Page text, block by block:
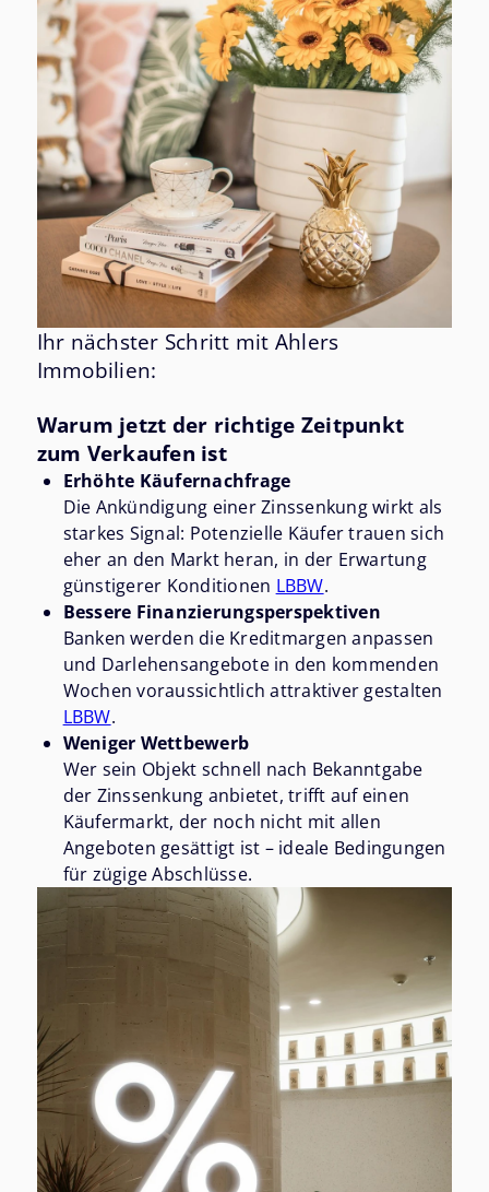
Ihr nächster Schritt mit Ahlers
Immobilien:
Warum jetzt der richtige Zeitpunkt
zum Verkaufen ist
Erhöhte Käufernachfrage
Die Ankündigung einer Zinssenkung wirkt als
starkes Signal: Potenzielle Käufer trauen sich
eher an den Markt heran, in der Erwartung
günstigerer Konditionen LBBW.
Bessere Finanzierungsperspektiven
Banken werden die Kreditmargen anpassen
und Darlehensangebote in den kommenden
Wochen voraussichtlich attraktiver gestalten
LBBW.
Weniger Wettbewerb
Wer sein Objekt schnell nach Bekanntgabe
der Zinssenkung anbietet, trifft auf einen
Käufermarkt, der noch nicht mit allen
Angeboten gesättigt ist – ideale Bedingungen
für zügige Abschlüsse.